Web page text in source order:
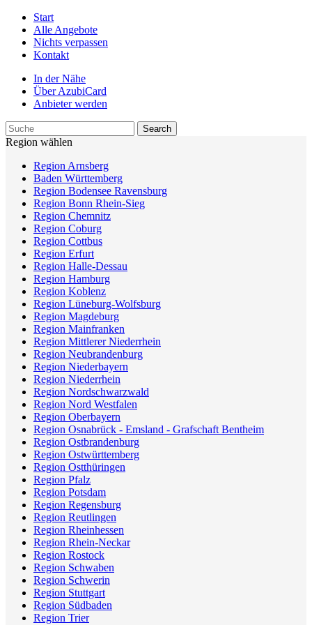
Start
Alle Angebote
Nichts verpassen
Kontakt
In der Nähe
Über AzubiCard
Anbieter werden
Region wählen
Region Arnsberg
Baden Württemberg
Region Bodensee Ravensburg
Region Bonn Rhein-Sieg
Region Chemnitz
Region Coburg
Region Cottbus
Region Erfurt
Region Halle-Dessau
Region Hamburg
Region Koblenz
Region Lüneburg-Wolfsburg
Region Magdeburg
Region Mainfranken
Region Mittlerer Niederrhein
Region Neubrandenburg
Region Niederbayern
Region Niederrhein
Region Nordschwarzwald
Region Nord Westfalen
Region Oberbayern
Region Osnabrück - Emsland - Grafschaft Bentheim
Region Ostbrandenburg
Region Ostwürttemberg
Region Ostthüringen
Region Pfalz
Region Potsdam
Region Regensburg
Region Reutlingen
Region Rheinhessen
Region Rhein-Neckar
Region Rostock
Region Schwaben
Region Schwerin
Region Stuttgart
Region Südbaden
Region Trier